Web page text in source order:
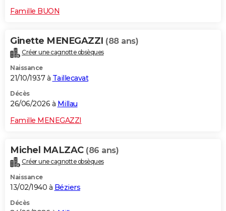
Famille BUON
Ginette MENEGAZZI (88 ans)
Créer une cagnotte obsèques
Naissance
21/10/1937 à Taillecavat
Décès
26/06/2026 à Millau
Famille MENEGAZZI
Michel MALZAC (86 ans)
Créer une cagnotte obsèques
Naissance
13/02/1940 à Béziers
Décès